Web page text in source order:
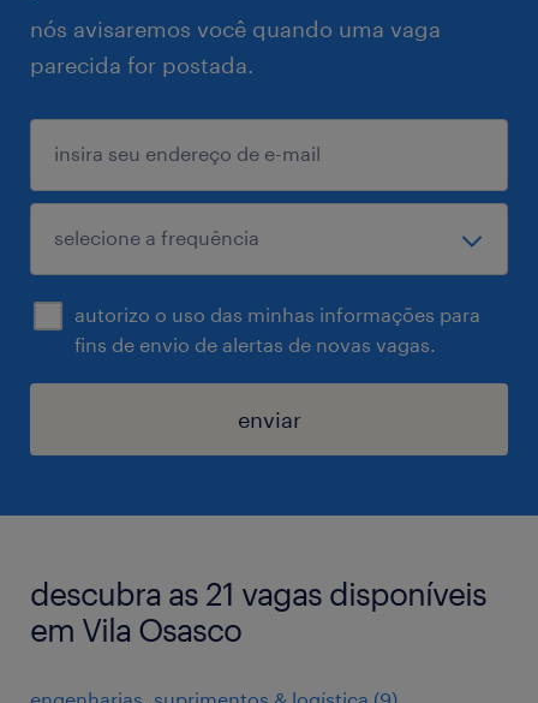
nós avisaremos você quando uma vaga
parecida for postada.
autorizo o uso das minhas informações para
fins de envio de alertas de novas vagas.
enviar
descubra as 21 vagas disponíveis
em Vila Osasco